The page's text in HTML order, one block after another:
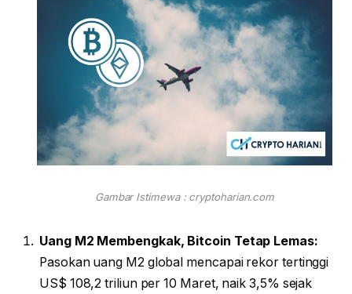
Gambar Istimewa : cryptoharian.com
Uang M2 Membengkak, Bitcoin Tetap Lemas:
Pasokan uang M2 global mencapai rekor tertinggi
US$ 108,2 triliun per 10 Maret, naik 3,5% sejak